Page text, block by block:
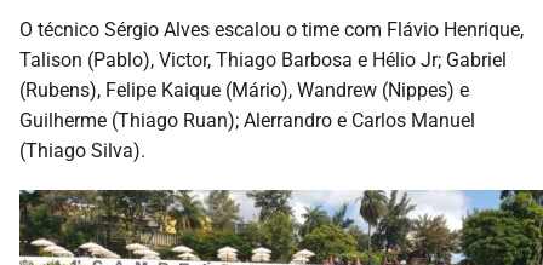
O técnico Sérgio Alves escalou o time com Flávio Henrique,
Talison (Pablo), Victor, Thiago Barbosa e Hélio Jr; Gabriel
(Rubens), Felipe Kaique (Mário), Wandrew (Nippes) e
Guilherme (Thiago Ruan); Alerrandro e Carlos Manuel
(Thiago Silva).